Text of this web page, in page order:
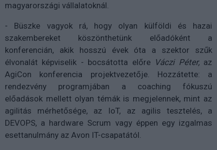
magyarországi vállalatoknál.
- Büszke vagyok rá, hogy olyan külföldi és hazai
szakembereket köszönthetünk előadóként a
konferencián, akik hosszú évek óta a szektor szűk
élvonalát képviselik - bocsátotta előre Váczi Péter,az
AgiCon konferencia projektvezetője. Hozzátette: a
rendezvény programjában a coaching fókuszú
előadások mellett olyan témák is megjelennek, mint az
agilitás mérhetősége, az IoT, az agilis tesztelés, a
DEVOPS, a hardware Scrum vagy éppen egy izgalmas
esettanulmány az Avon IT-csapatától.